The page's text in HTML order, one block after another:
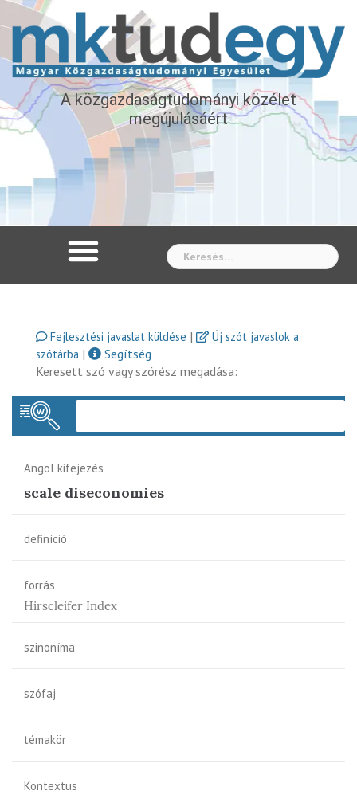
A közgazdaságtudományi közélet
megújulásáért
Fejlesztési javaslat küldése |
Új szót javaslok a
szótárba |
Segítség
Keresett szó vagy szórész megadása:
Angol kifejezés
scale diseconomies
definíció
forrás
Hirscleifer Index
szinoníma
szófaj
témakör
Kontextus